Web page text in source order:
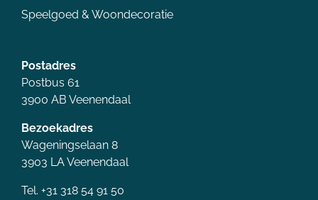
Speelgoed & Woondecoratie
Postadres
Postbus 61
3900 AB Veenendaal
Bezoekadres
Wageningselaan 8
3903 LA Veenendaal
Tel. +31 318 54 91 50